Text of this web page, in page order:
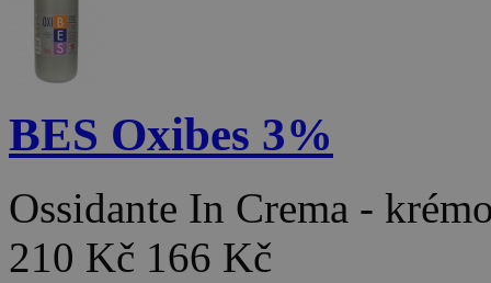
BES Oxibes 3%
Ossidante In Crema -
210 Kč 166 Kč